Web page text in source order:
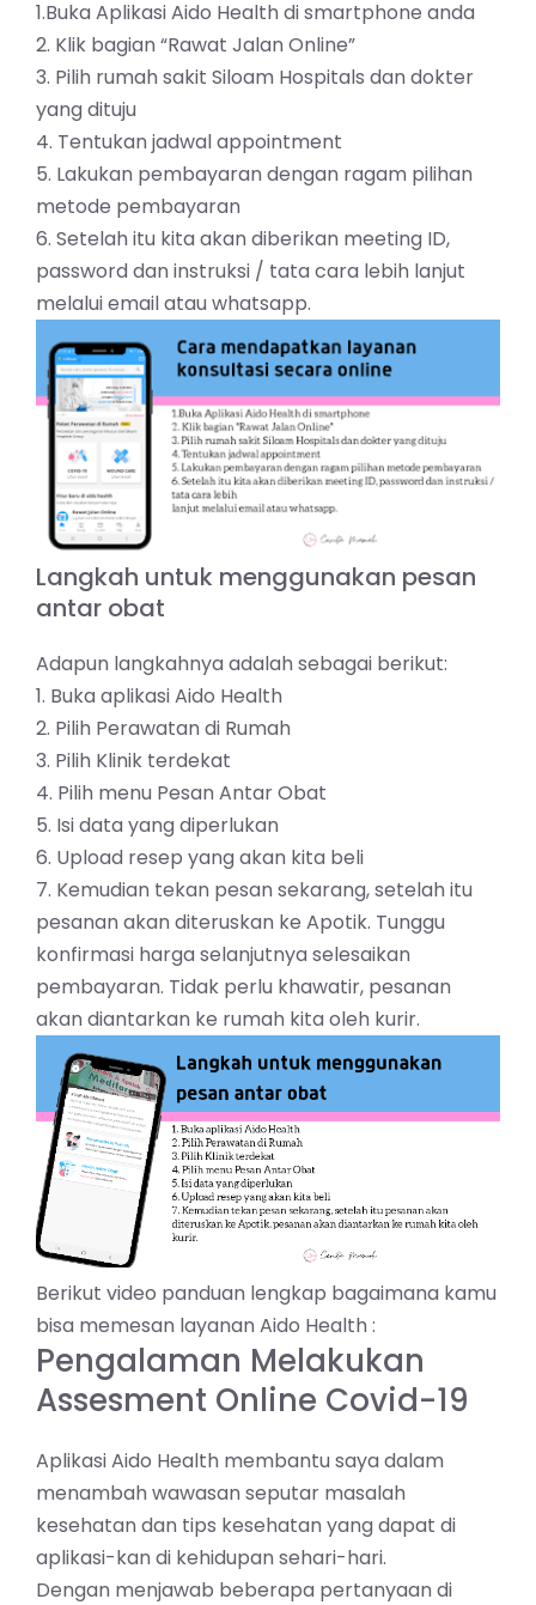
1.Buka Aplikasi Aido Health di smartphone anda
2. Klik bagian “Rawat Jalan Online”
3. Pilih rumah sakit Siloam Hospitals dan dokter
yang dituju
4. Tentukan jadwal appointment
5. Lakukan pembayaran dengan ragam pilihan
metode pembayaran
6. Setelah itu kita akan diberikan meeting ID,
password dan instruksi / tata cara lebih lanjut
melalui email atau whatsapp.
Langkah untuk menggunakan pesan
antar obat
Adapun langkahnya adalah sebagai berikut:
1. Buka aplikasi Aido Health
2. Pilih Perawatan di Rumah
3. Pilih Klinik terdekat
4. Pilih menu Pesan Antar Obat
5. Isi data yang diperlukan
6. Upload resep yang akan kita beli
7. Kemudian tekan pesan sekarang, setelah itu
pesanan akan diteruskan ke Apotik. Tunggu
konfirmasi harga selanjutnya selesaikan
pembayaran. Tidak perlu khawatir, pesanan
akan diantarkan ke rumah kita oleh kurir.
Berikut video panduan lengkap bagaimana kamu
bisa memesan layanan Aido Health :
Pengalaman Melakukan
Assesment Online Covid-19
Aplikasi Aido Health membantu saya dalam
menambah wawasan seputar masalah
kesehatan dan tips kesehatan yang dapat di
aplikasi-kan di kehidupan sehari-hari.
Dengan menjawab beberapa pertanyaan di